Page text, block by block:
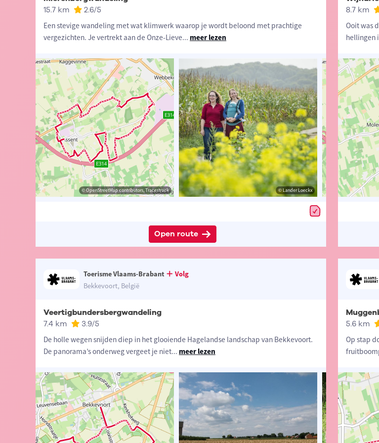
15.7 km 2.6/5
Een stevige wandeling met wat klimwerk waarop je wordt beloond met prachtige
vergezichten. Je vertrekt aan de Onze-Lieve... meer lezen
© OpenStreetMap contributors, Tracestrack © Lander Loeckx ©
Open route
8.7 km
Ooit was
hellingen
© Lander Loeckx © OpenStreetMap contributors, Tracestrack © Lander Loeckx
Toerisme Vlaams-Brabant
Volg
Bekkevoort, België
Veertigbundersbergwandeling
7.4 km 3.9/5
De holle wegen snijden diep in het glooiende Hagelandse landschap van Bekkevoort.
De panorama’s onderweg vergeet je niet... meer lezen
5.6 km
Op stap